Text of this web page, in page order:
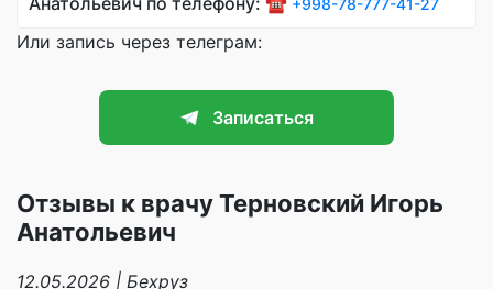
+998-78-777-41-27
Или запись через телеграм:
Записаться
Отзывы к врачу Терновский Игорь
Анатольевич
12.05.2026 | Бехруз